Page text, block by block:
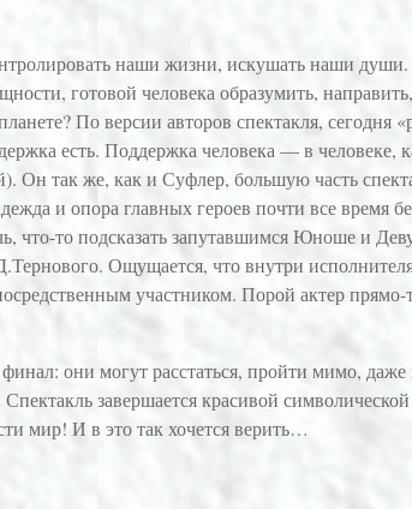
наши жизни, искушать наши души.
готовой человека образумить,
По версии авторов спектакля, сегодня
есть. Поддержка человека — в
так же, как и Суфлер, большую часть
и опора главных героев почти все время
то подсказать запутавшимся Юноше и
Ощущается, что внутри
участником. Порой актер
они могут расстаться, пройти мимо, даже
завершается красивой
мир! И в это так хочется верить…